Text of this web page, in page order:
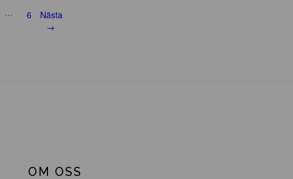
… 6
Nästa
→
OM OSS